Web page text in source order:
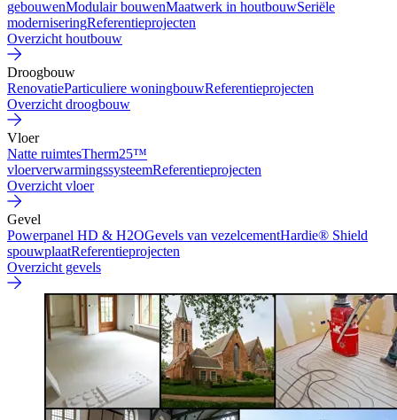
gebouwenModulair bouwenMaatwerk in houtbouwSeriële
moderniseringReferentieprojecten
Overzicht houtbouw
Droogbouw
RenovatieParticuliere woningbouwReferentieprojecten
Overzicht droogbouw
Vloer
Natte ruimtesTherm25™
vloerverwarmingssysteemReferentieprojecten
Overzicht vloer
Gevel
Powerpanel HD & H2OGevels van vezelcementHardie® Shield
spouwplaatReferentieprojecten
Overzicht gevels